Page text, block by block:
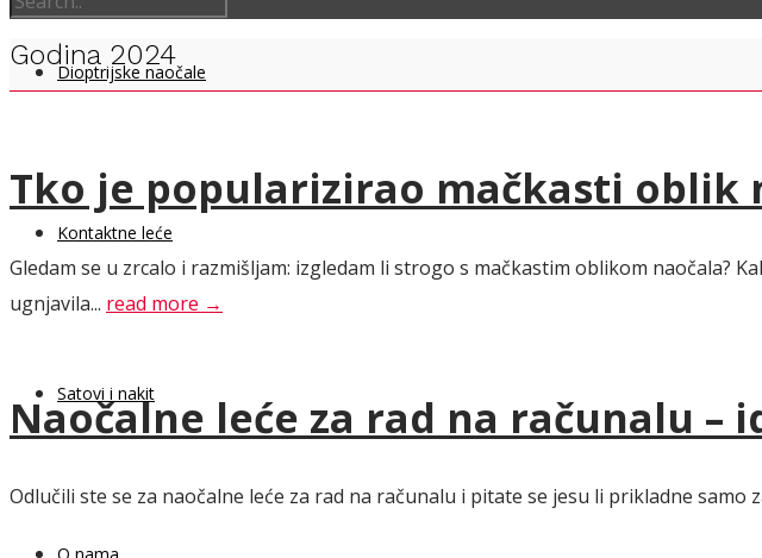
Dioptrijske naočale
Kontaktne leće
Satovi i nakit
Godina 2024
Tko je popularizirao mačkasti oblik
Gledam se u zrcalo i razmišljam: izgledam li strogo s mačkastim oblikom naočala?
ugnjavila... read more →
Naočalne leće za rad na računalu
Odlučili ste se za naočalne leće za rad na računalu i pitate se jesu li prikladne